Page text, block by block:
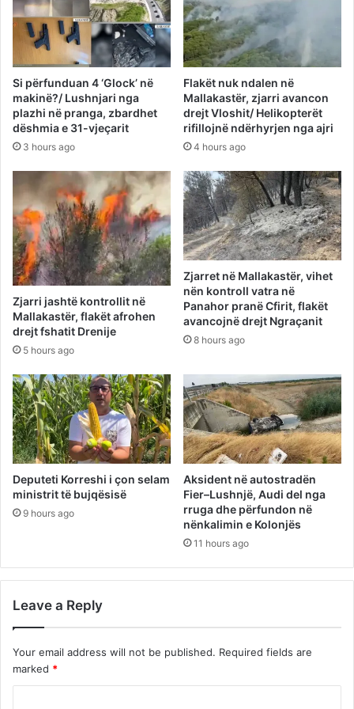
Si përfunduan 4 ‘Glock’ në
makinë?/ Lushnjari nga
plazhi në pranga, zbardhet
dëshmia e 31-vjeçarit
3 hours ago
Flakët nuk ndalen në
Mallakastër, zjarri avancon
drejt Vloshit/ Helikopterët
rifillojnë ndërhyrjen nga ajri
4 hours ago
Zjarri jashtë kontrollit në
Mallakastër, flakët afrohen
drejt fshatit Drenije
5 hours ago
Zjarret në Mallakastër, vihet
nën kontroll vatra në
Panahor pranë Cfirit, flakët
avancojnë drejt Ngraçanit
8 hours ago
Deputeti Korreshi i çon selam
ministrit të bujqësisë
9 hours ago
Aksident në autostradën
Fier–Lushnjë, Audi del nga
rruga dhe përfundon në
nënkalimin e Kolonjës
11 hours ago
Leave a Reply
Your email address will not be published. Required fields are
marked *